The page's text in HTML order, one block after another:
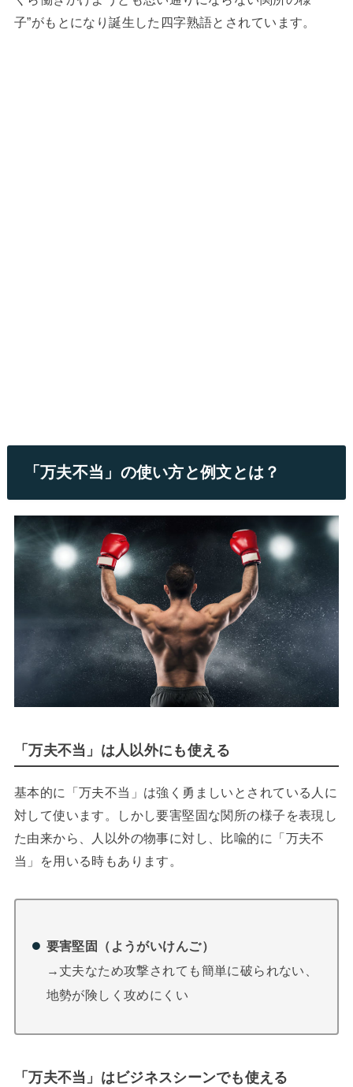
子”がもとになり誕生した四字熟語とされています。
「万夫不当」の使い方と例文とは？
「万夫不当」は人以外にも使える
基本的に「万夫不当」は強く勇ましいとされている人に
対して使います。しかし要害堅固な関所の様子を表現し
た由来から、人以外の物事に対し、比喩的に「万夫不
当」を用いる時もあります。
要害堅固（ようがいけんご）
→丈夫なため攻撃されても簡単に破られない、
地勢が険しく攻めにくい
「万夫不当」はビジネスシーンでも使える